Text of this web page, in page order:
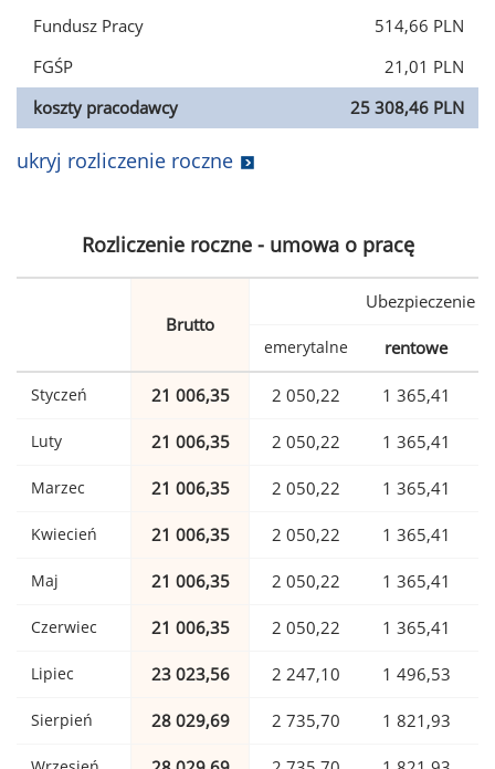
Fundusz Pracy
514,66 PLN
FGŚP
21,01 PLN
koszty pracodawcy
25 308,46 PLN
ukryj rozliczenie roczne
Rozliczenie roczne - umowa o pracę
Brutto
Ubezpieczenie
emerytalne rentowe
Styczeń 21 006,35 2 050,22 1 365,41
Luty 21 006,35 2 050,22 1 365,41
Marzec 21 006,35 2 050,22 1 365,41
Kwiecień 21 006,35 2 050,22 1 365,41
Maj 21 006,35 2 050,22 1 365,41
Czerwiec 21 006,35 2 050,22 1 365,41
Lipiec 23 023,56 2 247,10 1 496,53
Sierpień 28 029,69 2 735,70 1 821,93